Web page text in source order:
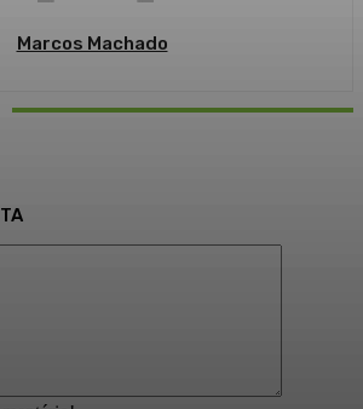
Marcos Machado